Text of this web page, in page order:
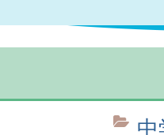
中